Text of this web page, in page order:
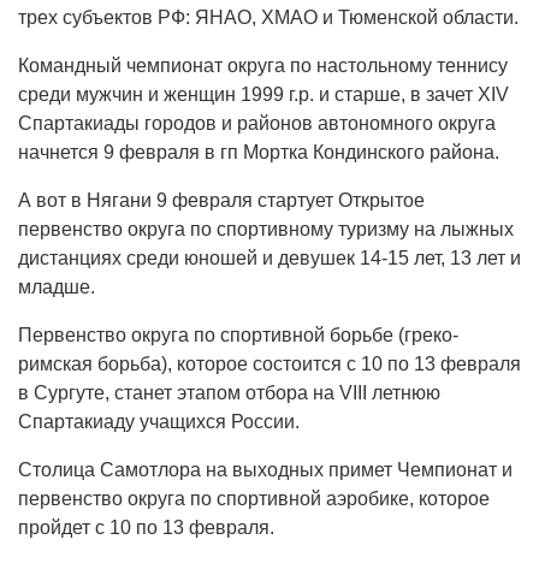
трех субъектов РФ: ЯНАО, ХМАО и Тюменской области.
Командный чемпионат округа по настольному теннису
среди мужчин и женщин 1999 г.р. и старше, в зачет XIV
Спартакиады городов и районов автономного округа
начнется 9 февраля в гп Мортка Кондинского района.
А вот в Нягани 9 февраля стартует Открытое
первенство округа по спортивному туризму на лыжных
дистанциях среди юношей и девушек 14-15 лет, 13 лет и
младше.
Первенство округа по спортивной борьбе (греко-
римская борьба), которое состоится с 10 по 13 февраля
в Сургуте, станет этапом отбора на VIII летнюю
Спартакиаду учащихся России.
Столица Самотлора на выходных примет Чемпионат и
первенство округа по спортивной аэробике, которое
пройдет с 10 по 13 февраля.